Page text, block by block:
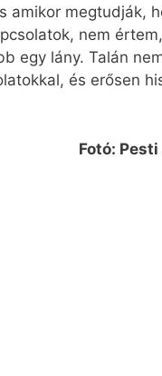
amikor megtudják,
nem értem,
egy lány. Talán
és erősen
Fotó: